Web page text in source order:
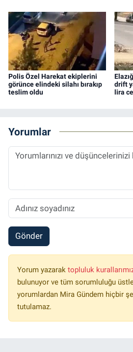
Polis Özel Harekat ekiplerini
görünce elindeki silahı bırakıp
teslim oldu
drift
lira
Yorumlar
Gönder
Yorum yazarak topluluk
bulunuyor ve tüm sorumluluğu
yorumlardan Mira Gündem hiçbir
tutulamaz.